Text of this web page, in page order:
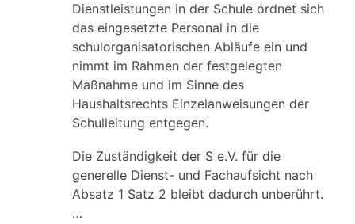
Dienstleistungen in der Schule ordnet sich
das eingesetzte Personal in die
schulorganisatorischen Abläufe ein und
nimmt im Rahmen der festgelegten
Maßnahme und im Sinne des
Haushaltsrechts Einzelanweisungen der
Schulleitung entgegen.
Die Zuständigkeit der S e.V. für die
generelle Dienst- und Fachaufsicht nach
Absatz 1 Satz 2 bleibt dadurch unberührt.
…